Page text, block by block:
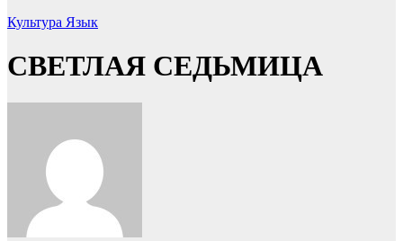
Культура Язык
СВЕТЛАЯ СЕДЬМИЦА